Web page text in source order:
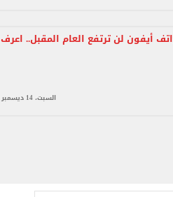
أيفون لن ترتفع العام المقبل.. اعرف
السبت، 14 ديسمبر 2019 07:00 ص